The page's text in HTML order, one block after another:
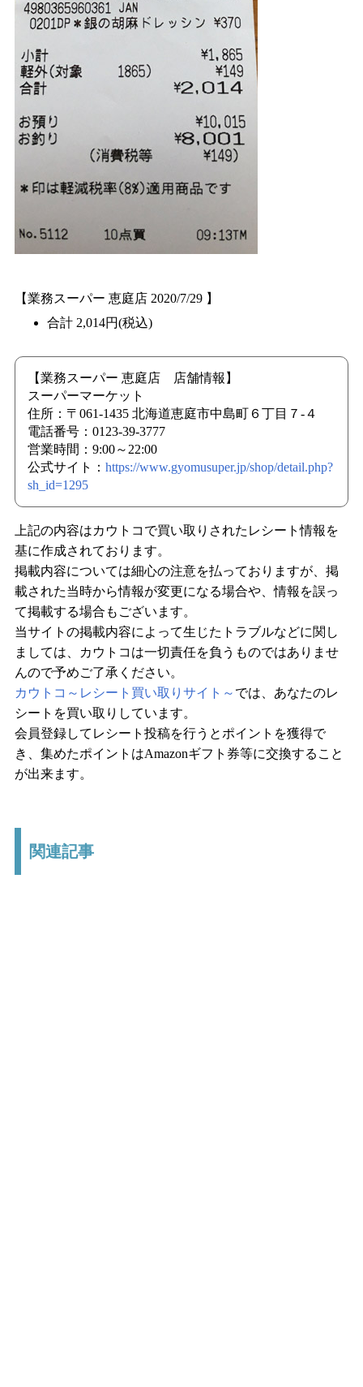
【業務スーパー 恵庭店 2020/7/29 】
合計 2,014円(税込)
【業務スーパー 恵庭店 店舗情報】
スーパーマーケット
住所：〒061-1435 北海道恵庭市中島町６丁目７-４
電話番号：0123-39-3777
営業時間：9:00～22:00
公式サイト： https://www.gyomusuper.jp/shop/detail.php?
sh_id=1295
上記の内容はカウトコで買い取りされたレシート情報を
基に作成されております。
掲載内容については細心の注意を払っておりますが、掲
載された当時から情報が変更になる場合や、情報を誤っ
て掲載する場合もございます。
当サイトの掲載内容によって生じたトラブルなどに関し
ましては、カウトコは一切責任を負うものではありませ
んので予めご了承ください。
カウトコ～レシート買い取りサイト～ では、あなたのレ
シートを買い取りしています。
会員登録してレシート投稿を行うとポイントを獲得で
き、集めたポイントはAmazonギフト券等に交換すること
が出来ます。
関連記事